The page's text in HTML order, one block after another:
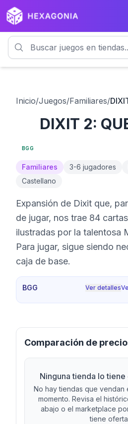
Inicio/Juegos/Familiares/
BGG
DIXIT 2:
Familiares 3-6 jugadores
Castellano
Expansión de Dixit que,
de jugar, nos trae 84
ilustradas por la talentosa
Para jugar, sigue siendo
caja de base.
BGG Ver detalles
Comparación de
Ninguna tienda lo
No hay tiendas que vendan
momento. Revisa el
abajo o el marketplace
tiene